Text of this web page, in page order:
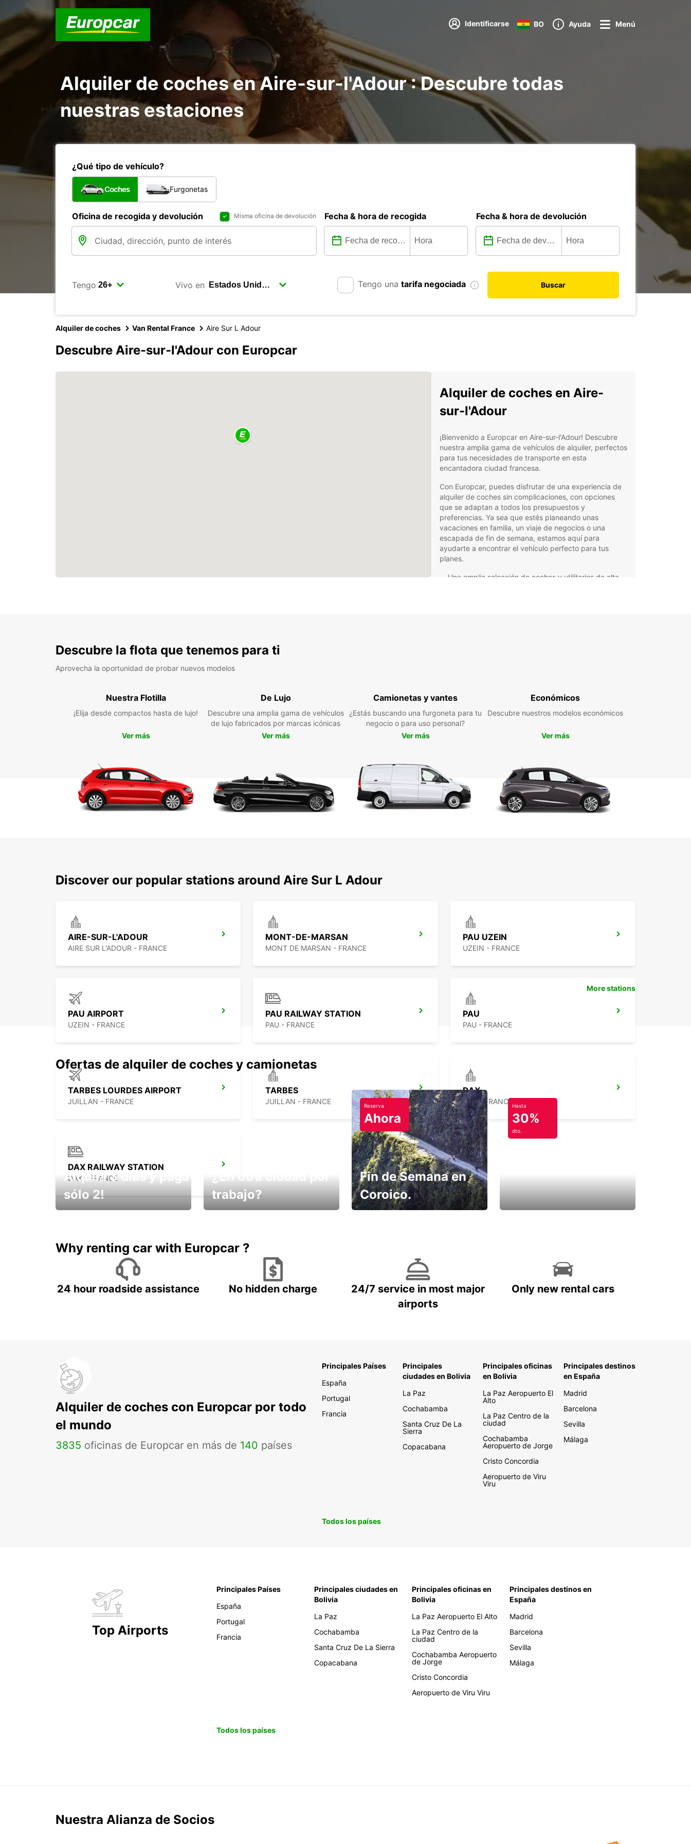
Identificarse BO Ayuda Menú
Alquiler de coches en Aire-sur-l'Adour : Descubre todas
nuestras estaciones
¿Qué tipo de vehículo?
Coches Furgonetas
Oficina de recogida y devolución Misma oficina de devolución Fecha & hora de recogida Fecha & hora de devolución
Tengo Vivo en Tengo una tarifa negociada Buscar
Alquiler de coches Van Rental France Aire Sur L Adour
Descubre Aire-sur-l'Adour con Europcar
Alquiler de coches en Aire-
sur-l'Adour
¡Bienvenido a Europcar en Aire-sur-l'Adour! Descubre
nuestra amplia gama de vehículos de alquiler, perfectos
para tus necesidades de transporte en esta
encantadora ciudad francesa.
Con Europcar, puedes disfrutar de una experiencia de
alquiler de coches sin complicaciones, con opciones
que se adaptan a todos los presupuestos y
preferencias. Ya sea que estés planeando unas
vacaciones en familia, un viaje de negocios o una
escapada de fin de semana, estamos aquí para
ayudarte a encontrar el vehículo perfecto para tus
planes.
Una amplia selección de coches y utilitarios de alta
cómoda y satisfactoria posible. Conocemos Aire-sur-
ofrecerte consejos y recomendaciones para que
disfrutes al máximo de tu estancia en esta pintoresca
alquiler de coches en Aire-sur-l'Adour. ¡Reserva tu
vehículo hoy y prepárate para explorar todo lo que esta
maravillosa ciudad tiene para ofrecer!
Descubre la flota que tenemos para ti
Aprovecha la oportunidad de probar nuevos modelos
Nuestra Flotilla
¡Elija desde compactos hasta de lujo!
Ver más
De Lujo
Descubre una amplia gama de vehículos
de lujo fabricados por marcas icónicas
Ver más
Camionetas y vantes
¿Estás buscando una furgoneta para tu
negocio o para uso personal?
Ver más
Económicos
Descubre nuestros modelos económicos
Ver más
Discover our popular stations around Aire Sur L Adour
AIRE-SUR-L'ADOUR
AIRE SUR L'ADOUR - FRANCE
MONT-DE-MARSAN
MONT DE MARSAN - FRANCE
PAU UZEIN
UZEIN - FRANCE
PAU AIRPORT
UZEIN - FRANCE
PAU RAILWAY STATION
PAU - FRANCE
PAU
PAU - FRANCE
TARBES LOURDES AIRPORT
JUILLAN - FRANCE
TARBES
JUILLAN - FRANCE
DAX
DAX - FRANCE
DAX RAILWAY STATION
DAX - FRANCE
More stations
Ofertas de alquiler de coches y camionetas
Alquila 3 días y paga
sólo 2!
¿En otra ciudad por
trabajo?
Reserva
Ahora
Fin de Semana en
Coroico.
Hasta
30%
dto.
Why renting car with Europcar ?
24 hour roadside assistance No hidden charge
24/7 service in most major
airports
Only new rental cars
Alquiler de coches con Europcar por todo
el mundo
3835 oficinas de Europcar en más de 140 países
Principales Países
España
Portugal
Francia
Principales
ciudades en Bolivia
La Paz
Cochabamba
Santa Cruz De La
Sierra
Copacabana
Principales oficinas
en Bolivia
La Paz Aeropuerto El
Alto
La Paz Centro de la
ciudad
Cochabamba
Aeropuerto de Jorge
Cristo Concordia
Aeropuerto de Viru
Viru
Principales destinos
en España
Madrid
Barcelona
Sevilla
Málaga
Todos los países
Top Airports
Principales Países
España
Portugal
Francia
Principales ciudades en
Bolivia
La Paz
Cochabamba
Santa Cruz De La Sierra
Copacabana
Principales oficinas en
Bolivia
La Paz Aeropuerto El Alto
La Paz Centro de la
ciudad
Cochabamba Aeropuerto
de Jorge
Cristo Concordia
Aeropuerto de Viru Viru
Principales destinos en
España
Madrid
Barcelona
Sevilla
Málaga
Todos los países
Nuestra Alianza de Socios